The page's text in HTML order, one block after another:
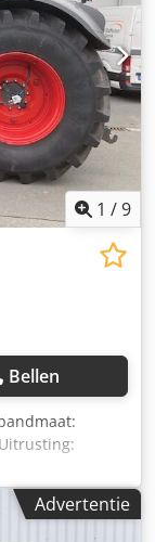
1 /9
Bellen
RTK
2023. Dcsdpfx
Advertentie